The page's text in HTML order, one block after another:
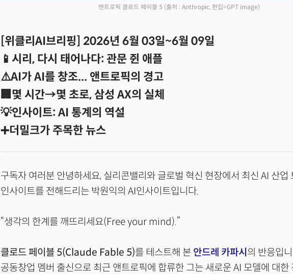
앤트로픽 클로드 페이블 5 (출처 : Anthropic, 편집=GPT image)
[위클리AI브리핑] 2026년 6월 03일~6월 09일
📱시리, 다시 태어나다: 관문 쥔 애플
⚠️AI가 AI를 창조... 앤트로픽의 경고
🏢몇 시간→몇 초로, 삼성 AX의 실체
💡인사이트: AI 통계의 역설
➕더밀크가 주목한 뉴스
구독자 여러분 안녕하세요, 실리콘밸리와 글로벌 혁신 현장에서 최신 AI 산업
인사이트를 전해드리는 박원익의 AI인사이트입니다.
“생각의 한계를 깨뜨리세요(Free your mind).”
클로드 페이블 5(Claude Fable 5)를 테스트해 본 안드레 카파시 의 반응입
공동창업 멤버 출신으로 최근 앤트로픽에 합류한 그는 새로운 AI 모델에 대한